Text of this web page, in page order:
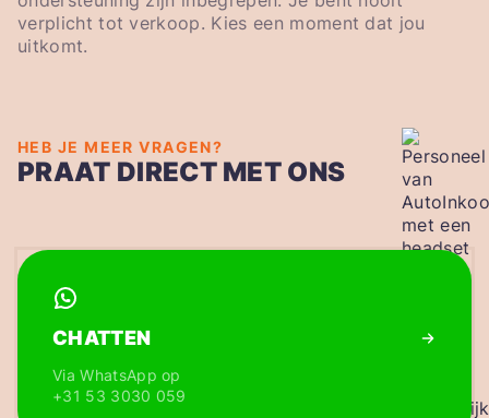
verplicht tot verkoop. Kies een moment dat jou
uitkomt.
HEB JE MEER VRAGEN?
PRAAT DIRECT MET ONS
CHATTEN
Via WhatsApp op
+31 53 3030 059